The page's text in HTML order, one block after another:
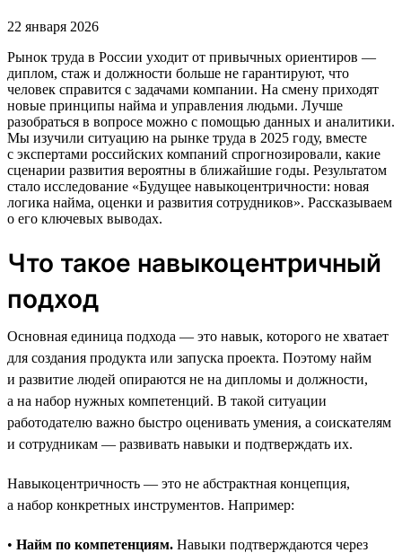
22 января 2026
Рынок труда в России уходит от привычных ориентиров —
диплом, стаж и должности больше не гарантируют, что
человек справится с задачами компании. На смену приходят
новые принципы найма и управления людьми. Лучше
разобраться в вопросе можно с помощью данных и аналитики.
Мы изучили ситуацию на рынке труда в 2025 году, вместе
с экспертами российских компаний спрогнозировали, какие
сценарии развития вероятны в ближайшие годы. Результатом
стало исследование «Будущее навыкоцентричности: новая
логика найма, оценки и развития сотрудников». Рассказываем
о его ключевых выводах.
Что такое навыкоцентричный
подход
Основная единица подхода — это навык, которого не хватает
для создания продукта или запуска проекта. Поэтому найм
и развитие людей опираются не на дипломы и должности,
а на набор нужных компетенций. В такой ситуации
работодателю важно быстро оценивать умения, а соискателям
и сотрудникам — развивать навыки и подтверждать их.
Навыкоцентричность — это не абстрактная концепция,
а набор конкретных инструментов. Например:
• Найм по компетенциям. Навыки подтверждаются через